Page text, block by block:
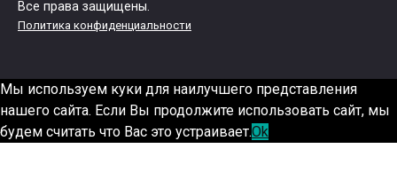
Все права защищены.
Политика конфиденциальности
Мы используем куки для наилучшего представления
нашего сайта. Если Вы продолжите использовать сайт, мы
будем считать что Вас это устраивает.Ok